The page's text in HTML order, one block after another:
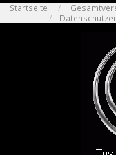
Skip
to
Startseite